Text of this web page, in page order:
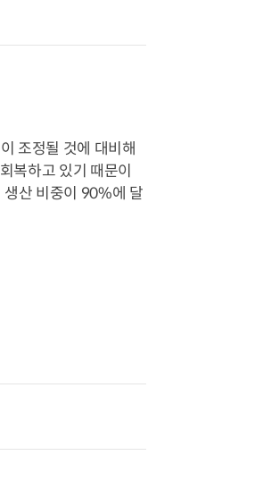
조정될 것에 대비해
복하고 있기 때문이
생산 비중이 90%에 달